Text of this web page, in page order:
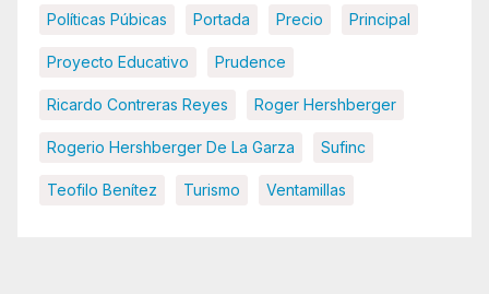
Políticas Púbicas Portada Precio Principal
Proyecto Educativo Prudence
Ricardo Contreras Reyes Roger Hershberger
Rogerio Hershberger De La Garza Sufinc
Teofilo Benítez Turismo Ventamillas